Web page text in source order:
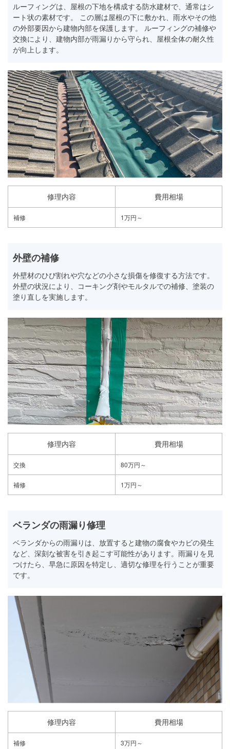
ルーフィングは、屋根の下地を構成する防水建材で、通常はシ
ート状の素材です。 この層は屋根の下に敷かれ、雨水やその他
の外部要因から建物内部を保護します。 ルーフィングの補修や
交換により、建物内部が雨漏りから守られ、屋根全体の耐久性
が向上します。
修理内容 費用相場
補修 1万円～
外壁の補修
外壁材のひび割れや穴などの小さな損傷を修復する方法です。
外壁の状況により、コーキング剤やモルタルでの補修、塗装の
塗り直しを実施します。
修理内容 費用相場
交換 80万円～
補修 1万円～
ベランダの雨漏り修理
ベランダからの雨漏りは、放置すると建物の腐食やカビの発生
など、深刻な被害を引き起こす可能性があります。雨漏りを見
つけたら、早急に原因を特定し、適切な修理を行うことが重要
です。
修理内容 費用相場
補修 3万円～